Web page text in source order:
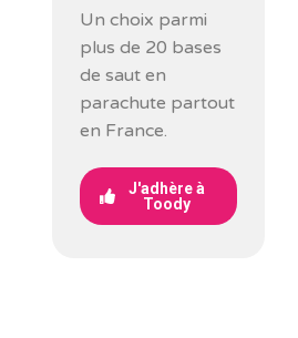
Un choix parmi
plus de 20 bases
de saut en
parachute partout
en France.
J'adhère à
Toody